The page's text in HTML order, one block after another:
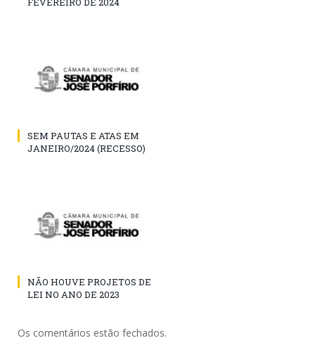
SEM PAUTAS E ATAS EM
JANEIRO/2024 (RECESSO)
NÃO HOUVE PROJETOS DE
LEI NO ANO DE 2023
Os comentários estão fechados.